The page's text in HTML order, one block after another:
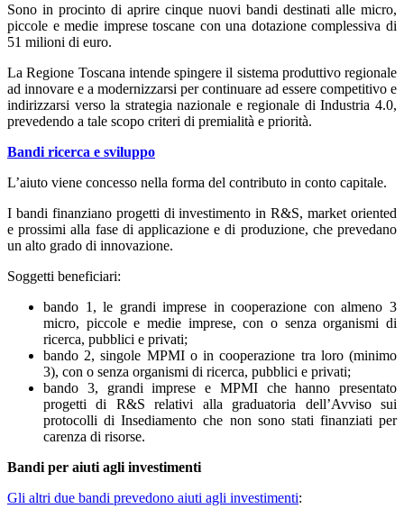
Sono in procinto di aprire cinque nuovi bandi destinati alle micro,
piccole e medie imprese toscane con una dotazione complessiva di
51 milioni di euro.
La Regione Toscana intende spingere il sistema produttivo regionale
ad innovare e a modernizzarsi per continuare ad essere competitivo e
indirizzarsi verso la strategia nazionale e regionale di Industria 4.0,
prevedendo a tale scopo criteri di premialità e priorità.
Bandi ricerca e sviluppo
L’aiuto viene concesso nella forma del contributo in conto capitale.
I bandi finanziano progetti di investimento in R&S, market oriented
e prossimi alla fase di applicazione e di produzione, che prevedano
un alto grado di innovazione.
Soggetti beneficiari:
bando 1, le grandi imprese in cooperazione con almeno 3
micro, piccole e medie imprese, con o senza organismi di
ricerca, pubblici e privati;
bando 2, singole MPMI o in cooperazione tra loro (minimo
3), con o senza organismi di ricerca, pubblici e privati;
bando 3, grandi imprese e MPMI che hanno presentato
progetti di R&S relativi alla graduatoria dell’Avviso sui
protocolli di Insediamento che non sono stati finanziati per
carenza di risorse.
Bandi per aiuti agli investimenti
Gli altri due bandi prevedono aiuti agli investimenti: